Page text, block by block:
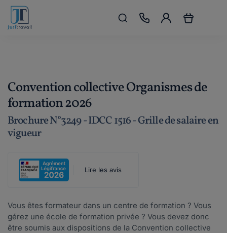
Convention collective Organismes de
formation 2026
Brochure N°3249 - IDCC 1516 - Grille de salaire en
vigueur
Lire les avis
Vous êtes formateur dans un centre de formation ? Vous
gérez une école de formation privée ? Vous devez donc
être soumis aux dispositions de la Convention collective